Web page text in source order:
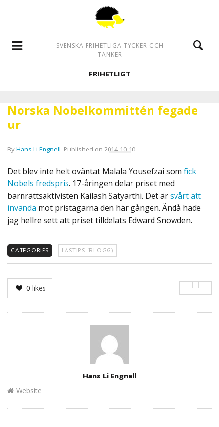
SVENSKA FRIHETLIGA TYCKER OCH
TÄNKER
FRIHETLIGT
Norska Nobelkommittén fegade
ur
ByHans Li Engnell. Published on 2014-10-10.
Det blev inte helt oväntat Malala Yousefzai som fick
Nobels fredspris. 17-åringen delar priset med
barnrättsaktivisten Kailash Satyarthi. Det ärsvårt att
invända mot pristagarna den här gången. Ändå hade
jag hellre sett att priset tilldelats Edward Snowden.
CATEGORIES LÄSTIPS (BLOGG)
0 likes
Hans Li Engnell
Website